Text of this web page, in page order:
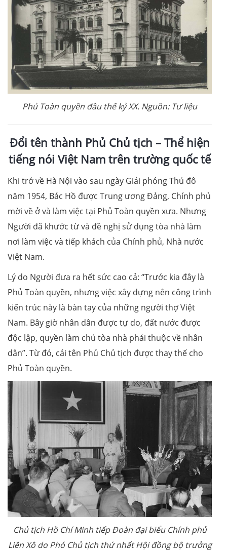
Phủ Toàn quyền đầu thế kỷ XX. Nguồn: Tư liệu
Đổi tên thành Phủ Chủ tịch – Thể hiện
tiếng nói Việt Nam trên trường quốc tế
Khi trở về Hà Nội vào sau ngày Giải phóng Thủ đô
năm 1954, Bác Hồ được Trung ương Đảng, Chính phủ
mời về ở và làm việc tại Phủ Toàn quyền xưa. Nhưng
Người đã khước từ và đề nghị sử dụng tòa nhà làm
nơi làm việc và tiếp khách của Chính phủ, Nhà nước
Việt Nam.
Lý do Người đưa ra hết sức cao cả: “Trước kia đây là
Phủ Toàn quyền, nhưng việc xây dựng nên công trình
kiến trúc này là bàn tay của những người thợ Việt
Nam. Bây giờ nhân dân được tự do, đất nước được
độc lập, quyền làm chủ tòa nhà phải thuộc về nhân
dân”. Từ đó, cái tên Phủ Chủ tịch được thay thế cho
Phủ Toàn quyền.
Chủ tịch Hồ Chí Minh tiếp Đoàn đại biểu Chính phủ
Liên Xô do Phó Chủ tịch thứ nhất Hội đồng bộ trưởng